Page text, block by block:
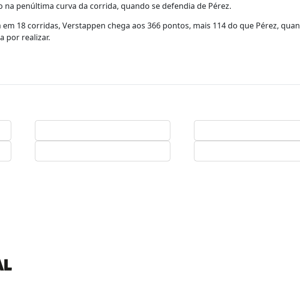
penúltima curva da corrida, quando se defendia de Pérez.
18 corridas, Verstappen chega aos 366 pontos, mais 114 do que Pérez,
por realizar.